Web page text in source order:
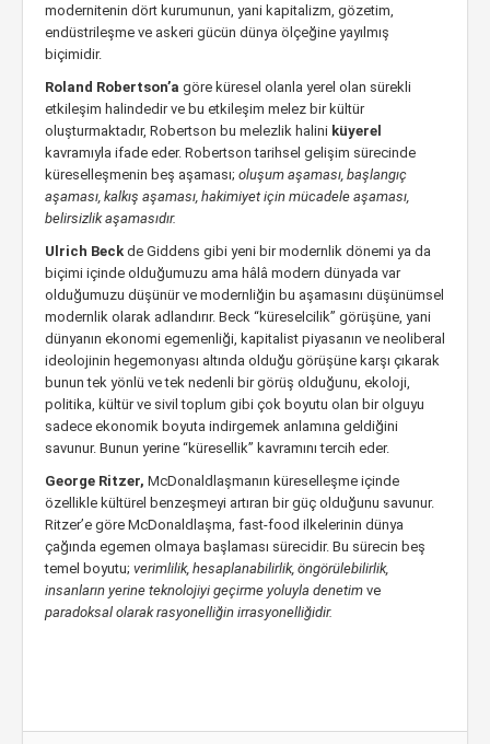
modernitenin dört kurumunun, yani kapitalizm, gözetim,
endüstrileşme ve askeri gücün dünya ölçeğine yayılmış
biçimidir.
Roland Robertson’a göre küresel olanla yerel olan sürekli
etkileşim halindedir ve bu etkileşim melez bir kültür
oluşturmaktadır, Robertson bu melezlik halini küyerel
kavramıyla ifade eder. Robertson tarihsel gelişim sürecinde
küreselleşmenin beş aşaması; oluşum aşaması, başlangıç
aşaması, kalkış aşaması, hakimiyet için mücadele aşaması,
belirsizlik aşamasıdır.
Ulrich Beck de Giddens gibi yeni bir modernlik dönemi ya da
biçimi içinde olduğumuzu ama hâlâ modern dünyada var
olduğumuzu düşünür ve modernliğin bu aşamasını düşünümsel
modernlik olarak adlandırır. Beck “küreselcilik” görüşüne, yani
dünyanın ekonomi egemenliği, kapitalist piyasanın ve neoliberal
ideolojinin hegemonyası altında olduğu görüşüne karşı çıkarak
bunun tek yönlü ve tek nedenli bir görüş olduğunu, ekoloji,
politika, kültür ve sivil toplum gibi çok boyutu olan bir olguyu
sadece ekonomik boyuta indirgemek anlamına geldiğini
savunur. Bunun yerine “küresellik” kavramını tercih eder.
George Ritzer, McDonaldlaşmanın küreselleşme içinde
özellikle kültürel benzeşmeyi artıran bir güç olduğunu savunur.
Ritzer’e göre McDonaldlaşma, fast-food ilkelerinin dünya
çağında egemen olmaya başlaması sürecidir. Bu sürecin beş
temel boyutu; verimlilik, hesaplanabilirlik, öngörülebilirlik,
insanların yerine teknolojiyi geçirme yoluyla denetim ve
paradoksal olarak rasyonelliğin irrasyonelliğidir.